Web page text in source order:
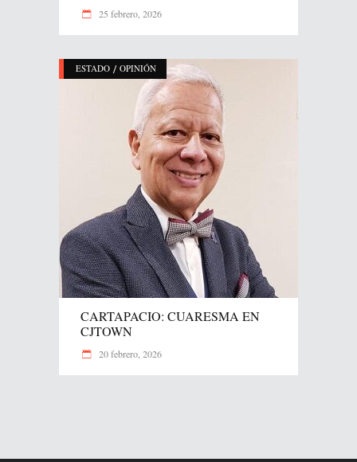
25 febrero, 2026
ESTADO / OPINIÓN
CARTAPACIO: CUARESMA EN
CJTOWN
20 febrero, 2026